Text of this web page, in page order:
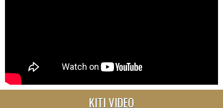
KITI VIDEO